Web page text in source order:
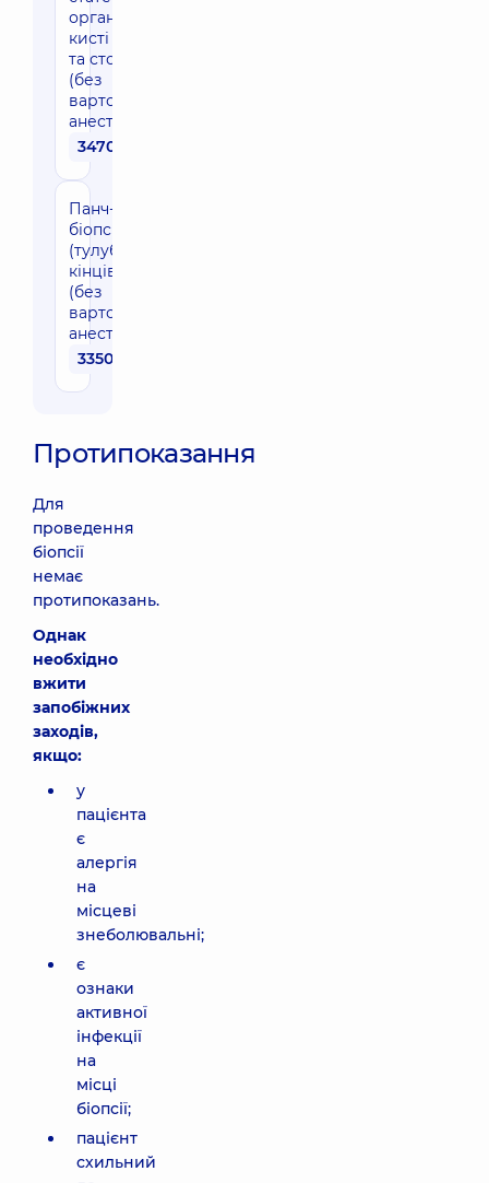
органи,
кисті рук
та стопи)
(без
вартості
анестезії)
3470 грн
Панч-
біопсія
(тулуб,
кінцівки)
(без
вартості
анестезії)
3350 грн
Протипоказання
Для
проведення
біопсії
немає
протипоказань.
Однак
необхідно
вжити
запобіжних
заходів,
якщо:
у
пацієнта
є
алергія
на
місцеві
знеболювальні;
є
ознаки
активної
інфекції
на
місці
біопсії;
пацієнт
схильний